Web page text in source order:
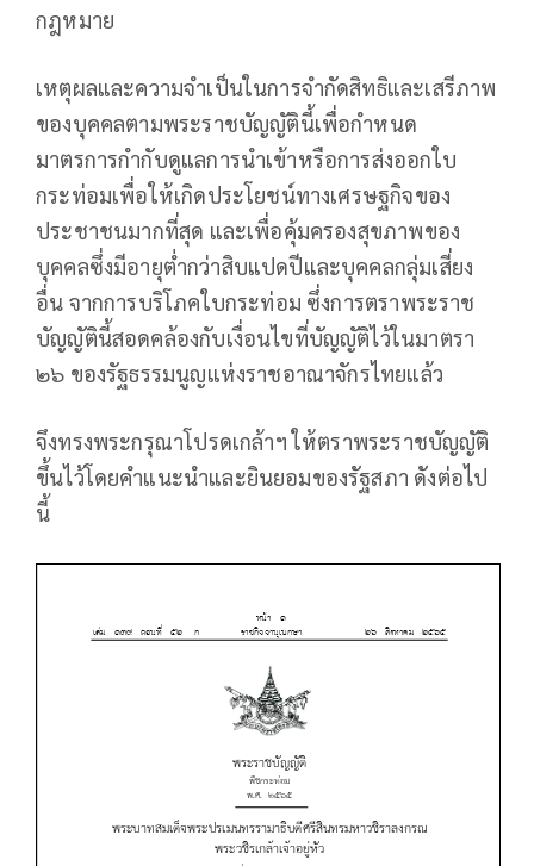
กฎหมาย
เหตุผลและความจำเป็นในการจำกัดสิทธิและเสรีภาพ
ของบุคคลตามพระราชบัญญัตินี้เพื่อกำหนด
มาตรการกำกับดูแลการนำเข้าหรือการส่งออกใบ
กระท่อมเพื่อให้เกิดประโยชน์ทางเศรษฐกิจของ
ประชาชนมากที่สุด และเพื่อคุ้มครองสุขภาพของ
บุคคลซึ่งมีอายุต่ำกว่าสิบแปดปีและบุคคลกลุ่มเสี่ยง
อื่น จากการบริโภคใบกระท่อม ซึ่งการตราพระราช
บัญญัตินี้สอดคล้องกับเงื่อนไขที่บัญญัติไว้ในมาตรา
๒๖ ของรัฐธรรมนูญแห่งราชอาณาจักรไทยแล้ว
จึงทรงพระกรุณาโปรดเกล้าฯ ให้ตราพระราชบัญญัติ
ขึ้นไว้โดยคำแนะนำและยินยอมของรัฐสภา ดังต่อไป
นี้